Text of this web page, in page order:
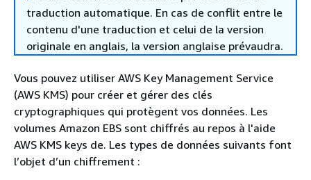
traduction automatique. En cas de conflit entre le
contenu d'une traduction et celui de la version
originale en anglais, la version anglaise prévaudra.
Vous pouvez utiliser AWS Key Management Service
(AWS KMS) pour créer et gérer des clés
cryptographiques qui protègent vos données. Les
volumes Amazon EBS sont chiffrés au repos à l'aide
AWS KMS keys de. Les types de données suivants font
l’objet d’un chiffrement :